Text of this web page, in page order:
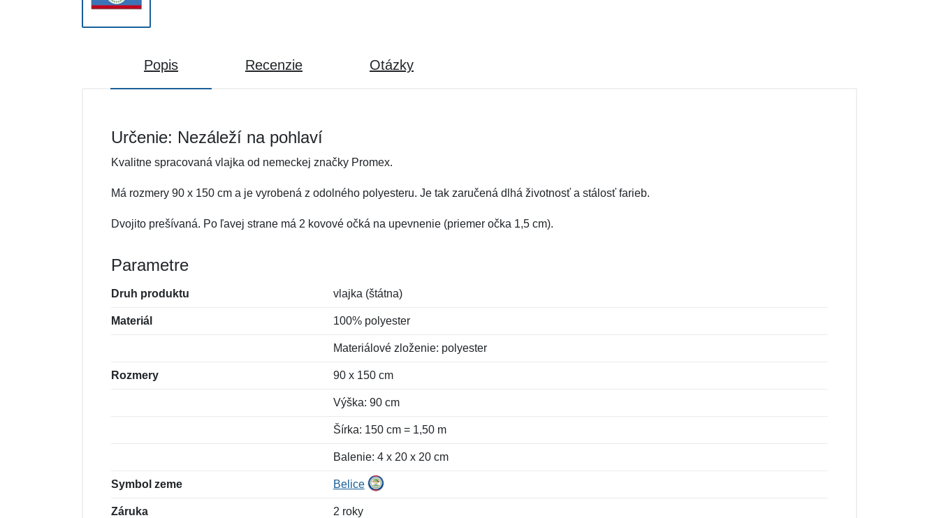
Popis Recenzie Otázky
Určenie: Nezáleží na pohlaví
Kvalitne spracovaná vlajka od nemeckej značky Promex.
Má rozmery 90 x 150 cm a je vyrobená z odolného polyesteru. Je tak zaručená dlhá životnosť a stálosť farieb.
Dvojito prešívaná. Po ľavej strane má 2 kovové očká na upevnenie (priemer očka 1,5 cm).
Parametre
Druh produktu vlajka (štátna)
Materiál 100% polyester
Materiálové zloženie: polyester
Rozmery 90 x 150 cm
Výška: 90 cm
Šírka: 150 cm = 1,50 m
Balenie: 4 x 20 x 20 cm
Symbol zeme Belice
Záruka 2 roky